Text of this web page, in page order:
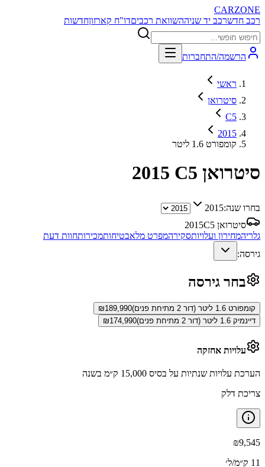
CARZONE
רכב חדשרכב יד שניההשוואת רכביםדו"ח קארזוןחדשות
הרשמה/התחברות
ראשי
סיטרואן
C5
2015
קומפורט 1.6 ליטר
סיטרואן C5 2015
בחרו שנה:2015
סיטרואן C5
2015
גלריהמחירון ועלויותסקירהמפרט מלאבטיחותמכירותחוות דעת
גירסה:
בחר גירסה
קומפורט 1.6 ליטר (דור 2 מתיחת פנים) ₪189,990
דיינמיק 1.6 ליטר (דור 2 מתיחת פנים)
₪174,990
עלויות אחזקה
הערכת עלויות שנתיות על בסיס 15,000 ק״מ בשנה
צריכת דלק
₪9,545
11 ק״מ/ל׳